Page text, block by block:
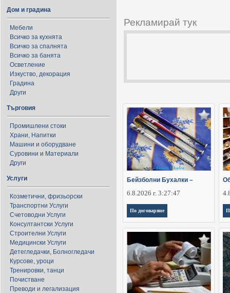
Дом и градина
Мебели
Всичко за кухнята
Всичко за спалнята
Всичко за банята
Осветление
Изкуство, декорация
Градина
Други
Търговия
Промишлени стоки
Храни, Напитки
Машини и оборудване
Суровини и Материали
Други
Услуги
Козметични, фризьорски
Транспортни Услуги
Счетоводни Услуги
Консултантски Услуги
Строителни Услуги
Медицински Услуги
Детегледачки, Болногледачи
Курсове, уроци
Тренировки, танци
Почистване
Преводи и легализация
Рекламирай тук
Бейзболни Бухалки –
6.8.2026 г. 3:27:47
По договаряне